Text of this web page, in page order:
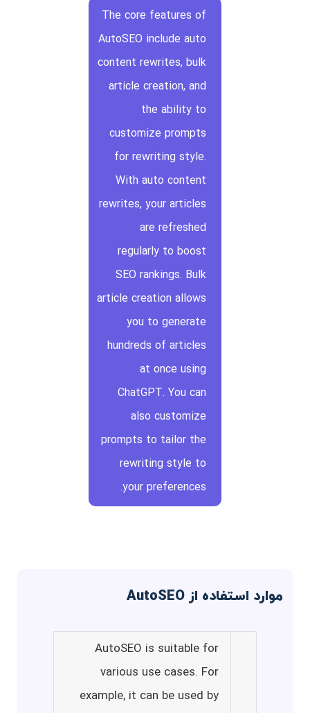
The core features of
AutoSEO include auto
content rewrites, bulk
article creation, and
the ability to
customize prompts
for rewriting style.
With auto content
rewrites, your articles
are refreshed
regularly to boost
SEO rankings. Bulk
article creation allows
you to generate
hundreds of articles
at once using
ChatGPT. You can
also customize
prompts to tailor the
rewriting style to
your preferences.
موارد استفاده از AutoSEO
AutoSEO is suitable for
various use cases. For
example, it can be used by